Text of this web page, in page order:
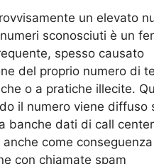
un elevato
sconosciuti è un
spesso causato
del proprio numero di
o a pratiche illecite.
il numero viene diffuso
banche dati di call
come conseguenza
con chiamate spam